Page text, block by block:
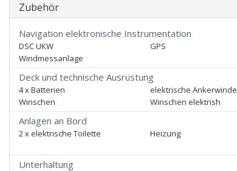
Zubehör
Navigation elektronische Instrumentation
DSC UKW GPS
Windmessanlage
Deck und technische Ausrüstung
4 x Batterien elektrische Ankerwinde
Winschen
Winschen elektrish
Anlagen an Bord
2 x elektrische Toilette Heizung
Unterhaltung